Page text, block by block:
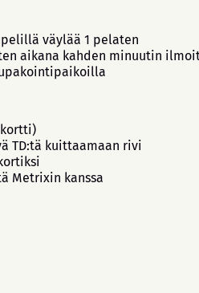
väylää 1 pelaten
aikana kahden minuutin
TD:tä kuittaamaan rivi
Metrixin kanssa